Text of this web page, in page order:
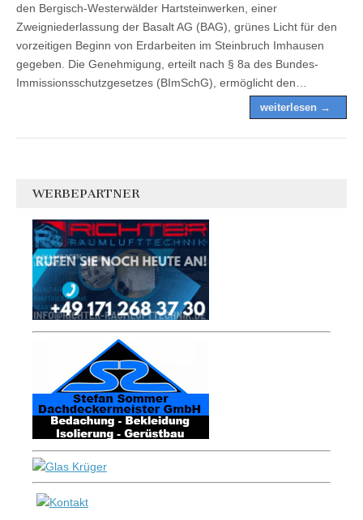
den Bergisch-Westerwälder Hartsteinwerken, einer
Zweigniederlassung der Basalt AG (BAG), grünes Licht für den
vorzeitigen Beginn von Erdarbeiten im Steinbruch Imhausen
gegeben. Die Genehmigung, erteilt nach § 8a des Bundes-
Immissionsschutzgesetzes (BImSchG), ermöglicht den…
weiterlesen →
WERBEPARTNER